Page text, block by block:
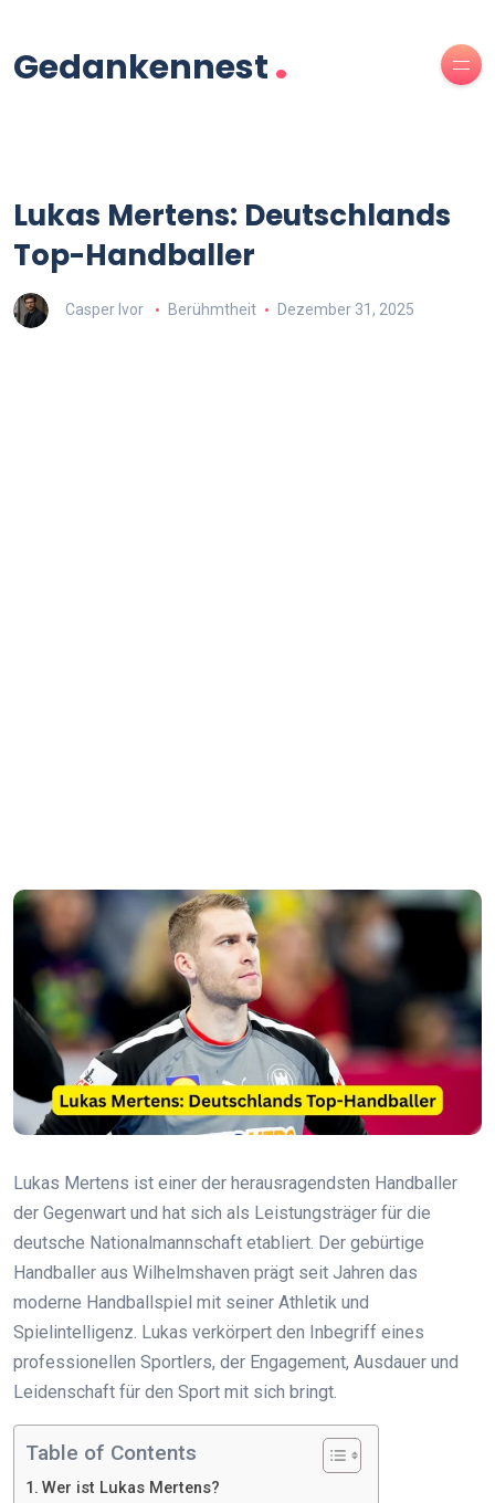
Gedankennest.
Lukas Mertens: Deutschlands
Top-Handballer
Casper Ivor Berühmtheit Dezember 31, 2025
Lukas Mertens ist einer der herausragendsten Handballer
der Gegenwart und hat sich als Leistungsträger für die
deutsche Nationalmannschaft etabliert. Der gebürtige
Handballer aus Wilhelmshaven prägt seit Jahren das
moderne Handballspiel mit seiner Athletik und
Spielintelligenz. Lukas verkörpert den Inbegriff eines
professionellen Sportlers, der Engagement, Ausdauer und
Leidenschaft für den Sport mit sich bringt.
Table of Contents
Wer ist Lukas Mertens?